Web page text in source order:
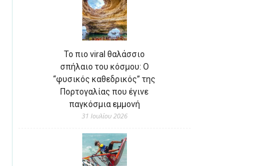
Το πιο viral θαλάσσιο
σπήλαιο του κόσμου: Ο
“φυσικός καθεδρικός” της
Πορτογαλίας που έγινε
παγκόσμια εμμονή
31 Ιουλίου 2026